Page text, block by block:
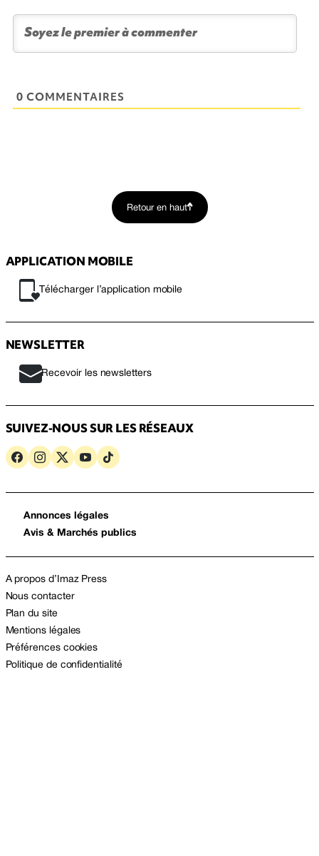
0 COMMENTAIRES
Retour en haut
APPLICATION MOBILE
Télécharger l’application mobile
NEWSLETTER
Recevoir les newsletters
SUIVEZ-NOUS SUR LES RÉSEAUX
Annonces légales
Avis & Marchés publics
A propos d’Imaz Press
Nous contacter
Plan du site
Mentions légales
Préférences cookies
Politique de confidentialité